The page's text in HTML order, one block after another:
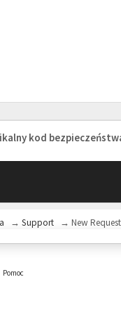
kod
→ Support → New Request
Pomoc